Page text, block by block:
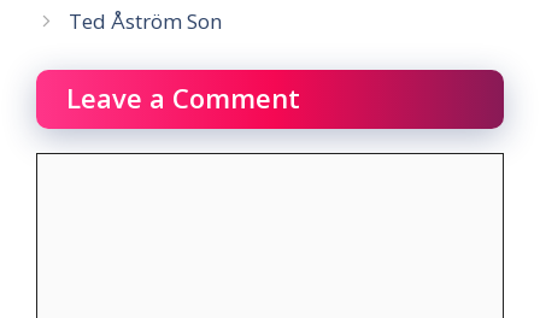
Ted Åström Son
Leave a Comment